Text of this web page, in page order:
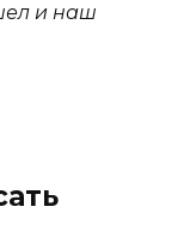
и наш